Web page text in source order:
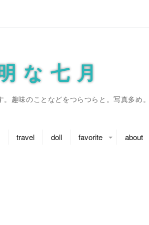
な七月
趣味のことなどをつらつらと。写真多め。
travel doll
favorite
about